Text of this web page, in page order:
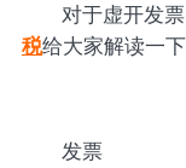
对于虚开发
税给大家解读一
发票